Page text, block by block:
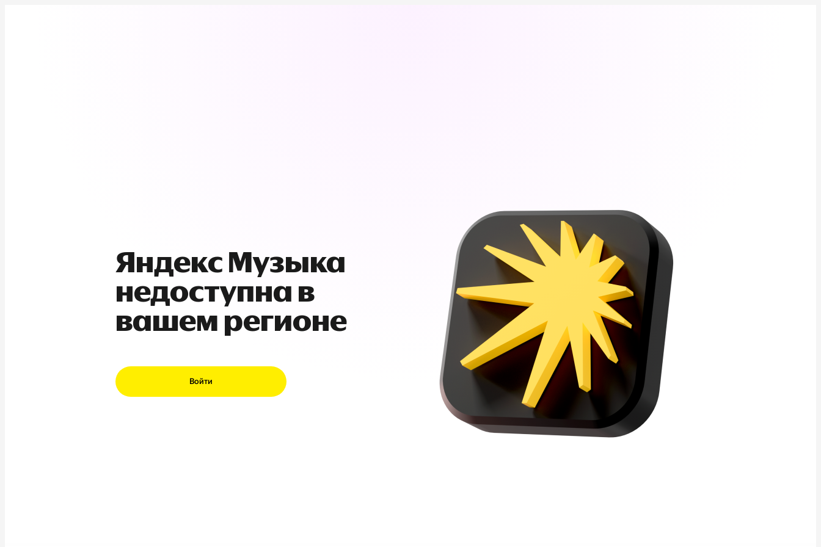
Яндекс Музыка
недоступна в
вашем регионе
Войти